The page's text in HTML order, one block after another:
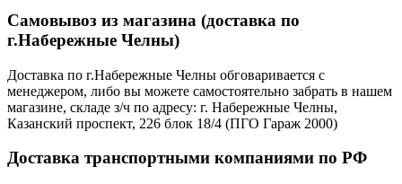
Самовывоз из магазина (доставка по
г.Набережные Челны)
Доставка по г.Набережные Челны обговаривается с
менеджером, либо вы можете самостоятельно забрать в нашем
магазине, складе з/ч по адресу: г. Набережные Челны,
Казанский проспект, 226 блок 18/4 (ПГО Гараж 2000)
Доставка транспортными компаниями по РФ